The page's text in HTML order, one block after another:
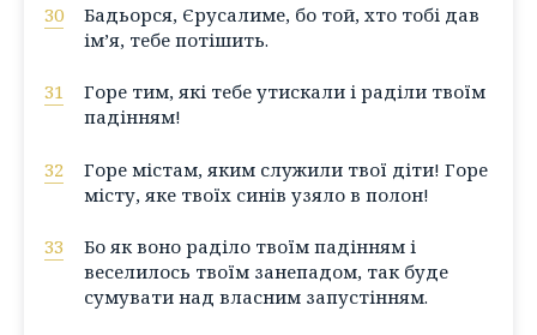
30
Бадьорся, Єрусалиме, бо той, хто тобі дав
ім’я, тебе потішить.
31
Горе тим, які тебе утискали і раділи твоїм
падінням!
32
Горе містам, яким служили твої діти! Горе
місту, яке твоїх синів узяло в полон!
33
Бо як воно раділо твоїм падінням і
веселилось твоїм занепадом, так буде
сумувати над власним запустінням.